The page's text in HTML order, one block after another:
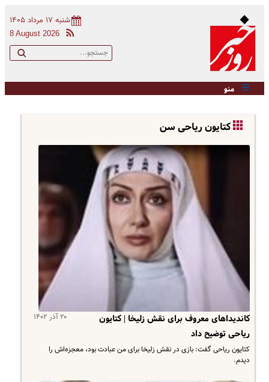
شنبه ۱۷ مرداد ۱۴۰۵
8 August 2026
منو
کتایون ریاحی سن
۲۰ آذر ۱۴۰۲
کاندیداهای معروف برای نقش زلیخا | کتایون
ریاحی توضیح داد
کتایون ریاحی گفت: بازی در نقش زلیخا برای من عبادت بود، معجزه‌اش را
دیدم.